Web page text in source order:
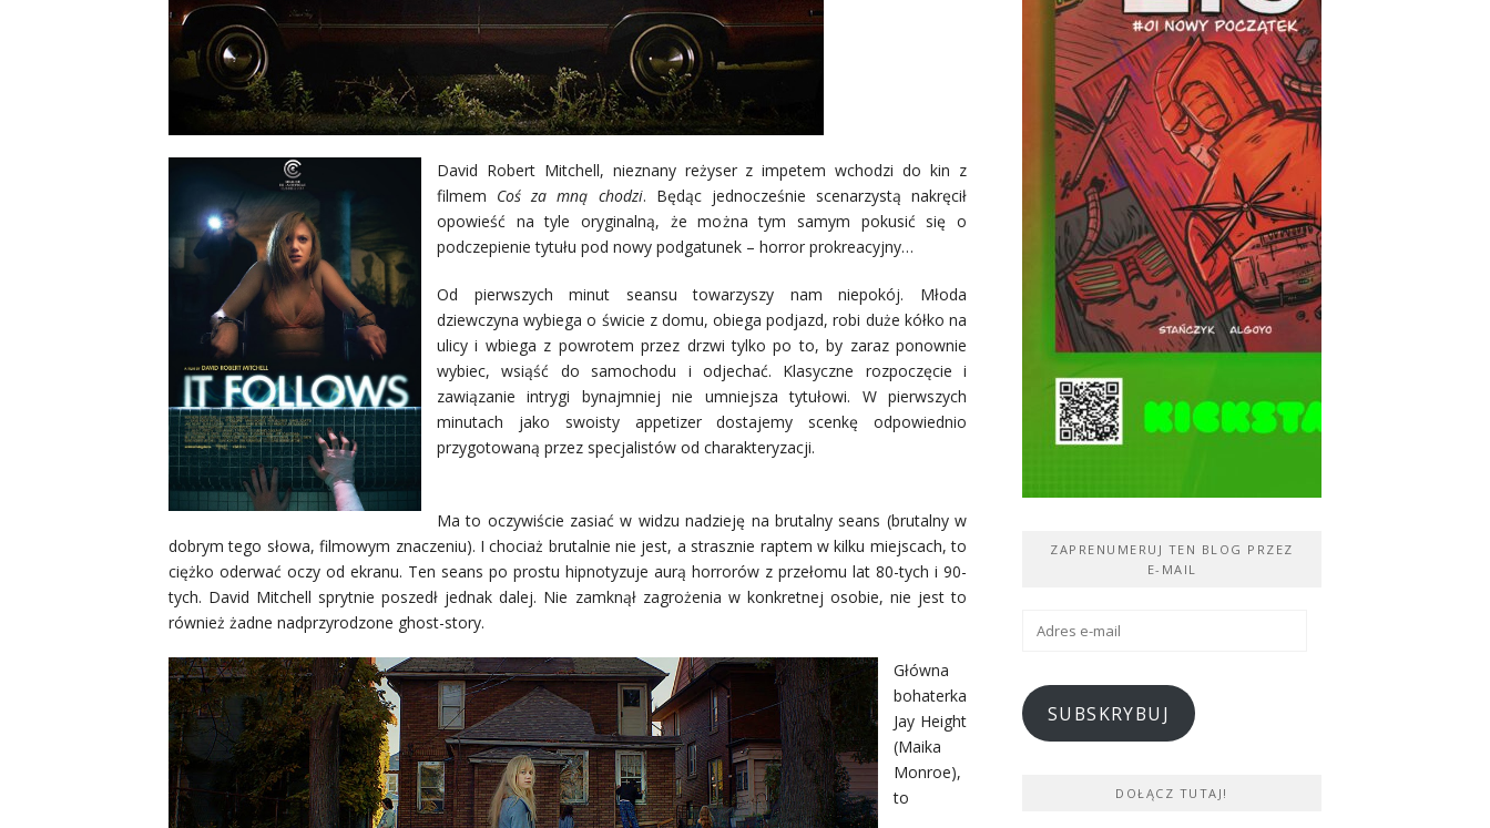
David Robert Mitchell, nieznany reżyser z impetem wchodzi do kin z
filmem Coś za mną chodzi. Będąc jednocześnie scenarzystą nakręcił
opowieść na tyle oryginalną, że można tym samym pokusić się o
podczepienie tytułu pod nowy podgatunek – horror prokreacyjny…
Od pierwszych minut seansu towarzyszy nam niepokój. Młoda
dziewczyna wybiega o świcie z domu, obiega podjazd, robi duże kółko na
ulicy i wbiega z powrotem przez drzwi tylko po to, by zaraz ponownie
wybiec, wsiąść do samochodu i odjechać. Klasyczne rozpoczęcie i
zawiązanie intrygi bynajmniej nie umniejsza tytułowi. W pierwszych
minutach jako swoisty appetizer dostajemy scenkę odpowiednio
przygotowaną przez specjalistów od charakteryzacji.
Ma to oczywiście zasiać w widzu nadzieję na brutalny seans (brutalny w
dobrym tego słowa, filmowym znaczeniu). I chociaż brutalnie nie jest, a strasznie raptem w kilku miejscach, to
ciężko oderwać oczy od ekranu. Ten seans po prostu hipnotyzuje aurą horrorów z przełomu lat 80-tych i 90-
tych. David Mitchell sprytnie poszedł jednak dalej. Nie zamknął zagrożenia w konkretnej osobie, nie jest to
również żadne nadprzyrodzone ghost-story.
Główna
bohaterka
Jay Height
(Maika
Monroe),
to
ZAPRENUMERUJ TEN BLOG PRZEZ
E-MAIL
Adres
SUBSKRYBUJ
DOŁĄCZ TUTAJ!